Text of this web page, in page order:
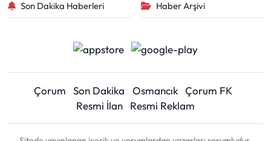
Son Dakika Haberleri Haber Arşivi
Çorum Son Dakika Osmancık Çorum FK
Resmi İlan
Resmi Reklam